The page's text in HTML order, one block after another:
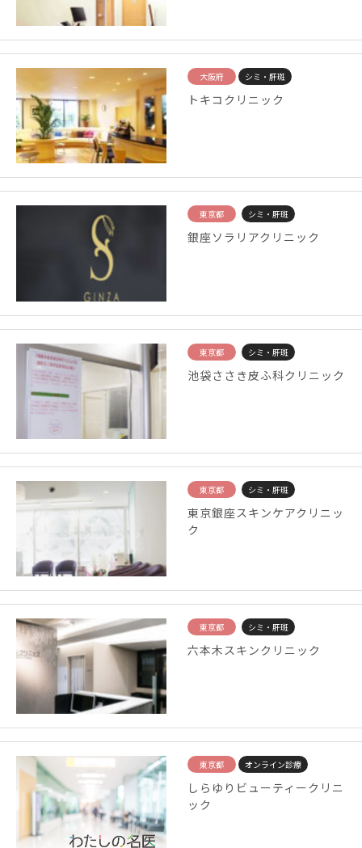
大阪府 シミ・肝斑
トキコクリニック
東京都 シミ・肝斑
銀座ソラリアクリニック
東京都 シミ・肝斑
池袋ささき皮ふ科クリニック
東京都 シミ・肝斑
東京銀座スキンケアクリニッ
ク
東京都 シミ・肝斑
六本木スキンクリニック
東京都 オンライン診療
しらゆりビューティークリニ
ック